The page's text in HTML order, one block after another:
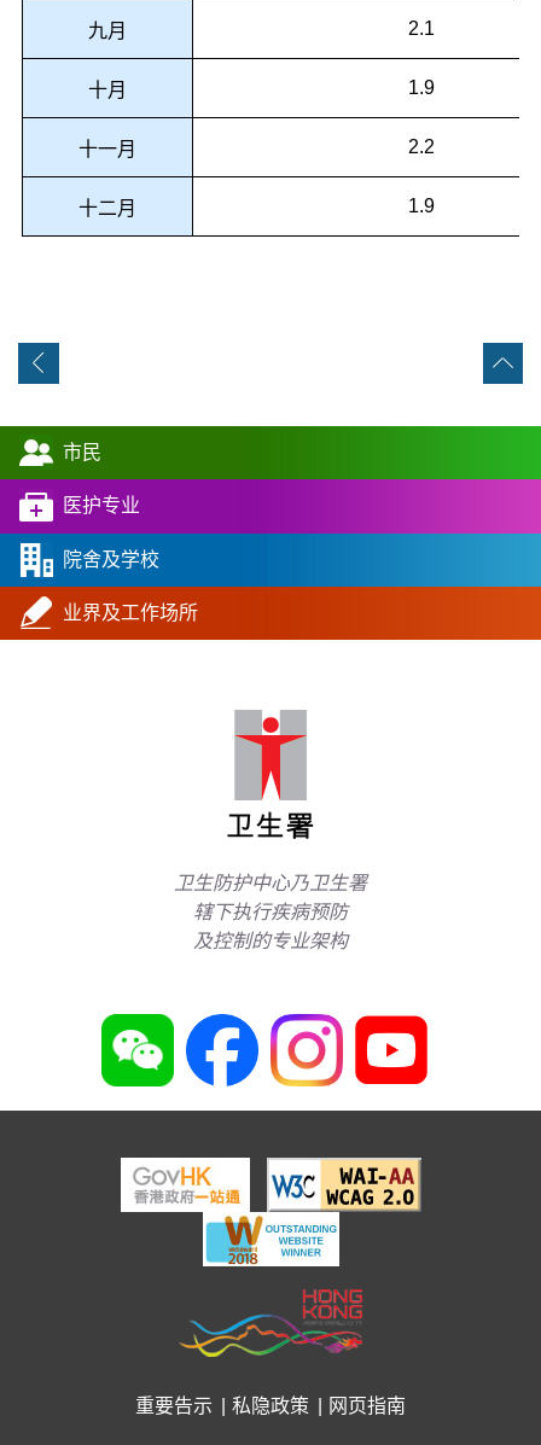
九月 2.1
十月 1.9
十一月 2.2
十二月 1.9
市民
医护专业
院舍及学校
业界及工作场所
卫生防护中心乃卫生署
辖下执行疾病预防
及控制的专业架构
重要告示 私隐政策 网页指南